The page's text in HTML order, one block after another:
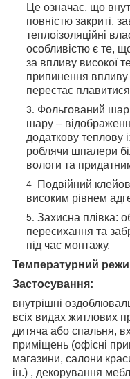
Це означає, що
повністю закриті,
теплоізоляційні
особливістю є те,
за впливу високої
припинення
перестає
Фольгований
шару –
додаткову теплову
роблячи шпалери
вологи та
Подвійний
високим рівнем
Захисна плівка:
пересихання та
під час монтажу.
Температурний
Застосування:
внутрішні
всіх видах житлових
дитяча або спальня,
приміщень (офісні
магазини, салони
ін.) , декорування